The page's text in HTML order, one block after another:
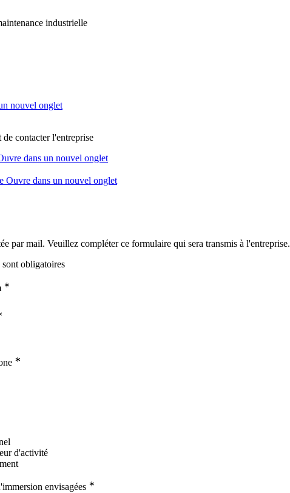
industrielle
nouvel onglet
contacter l'entreprise
dans un nouvel onglet
Ouvre dans un nouvel onglet
par mail. Veuillez compléter ce formulaire qui sera transmis à l'entreprise.
sont obligatoires
∗
∗
d'activité
envisagées ∗